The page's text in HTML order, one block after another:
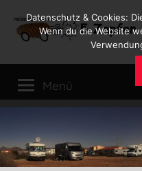
Inhalt
Reiseblog
Leben
im
Menü
Datenschutz & Cookies:
Wenn du die Website